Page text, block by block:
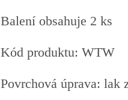
Balení obsahuje 2 ks
Kód produktu: WTW
Povrchová úprava: lak